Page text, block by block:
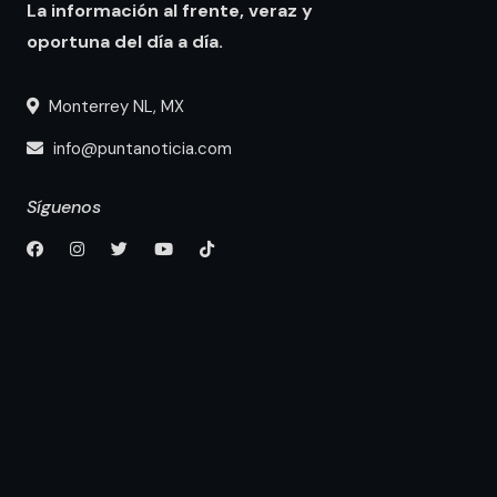
La información al frente, veraz y
oportuna del día a día.
Monterrey NL, MX
info@puntanoticia.com
Síguenos